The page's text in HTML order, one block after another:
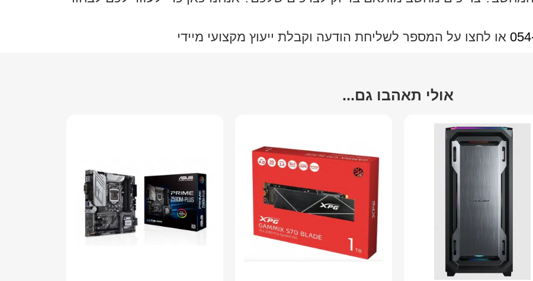
או לחצו על המספר לשליחת הודעה וקבלת ייעוץ מקצועי מיידי
אולי תאהבו גם...